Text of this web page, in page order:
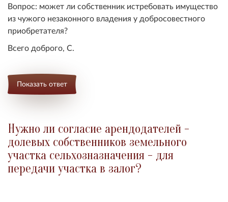
Вопрос: может ли собственник истребовать имущество
из чужого незаконного владения у добросовестного
приобретателя?
Всего доброго, С.
Показать ответ
Нужно ли согласие арендодателей -
долевых собственников земельного
участка сельхозназначения - для
передачи участка в залог?